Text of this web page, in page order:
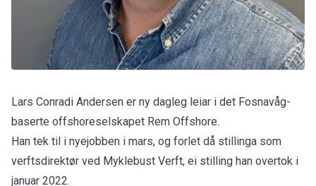
Lars Conradi Andersen er ny dagleg leiar i det Fosnavåg-
baserte offshoreselskapet Rem Offshore.
Han tek til i nyejobben i mars, og forlet då stillinga som
verftsdirektør ved Myklebust Verft, ei stilling han overtok i
januar 2022.